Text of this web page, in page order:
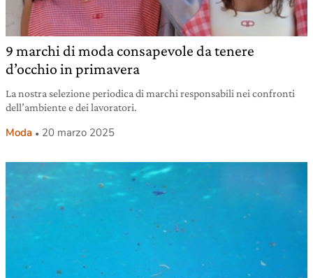
9 marchi di moda consapevole da tenere
d’occhio in primavera
La nostra selezione periodica di marchi responsabili nei confronti
dell’ambiente e dei lavoratori.
Moda 20 marzo 2025